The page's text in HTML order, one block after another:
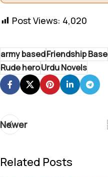
Post Views: 4,020
army basedFriendship Base
Rude heroUrdu Novels
Newer
Related Posts